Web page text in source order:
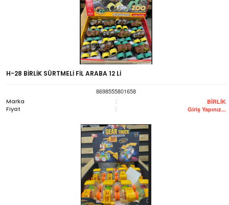
H-28 BİRLİK SÜRTMELİ FİL ARABA 12 Lİ
8698555801658
Marka
: BİRLİK
Fiyat : Giriş Yapınız...